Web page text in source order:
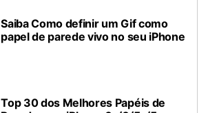
Saiba Como definir um Gif como
papel de parede vivo no seu iPhone
Top 30 dos Melhores Papéis de